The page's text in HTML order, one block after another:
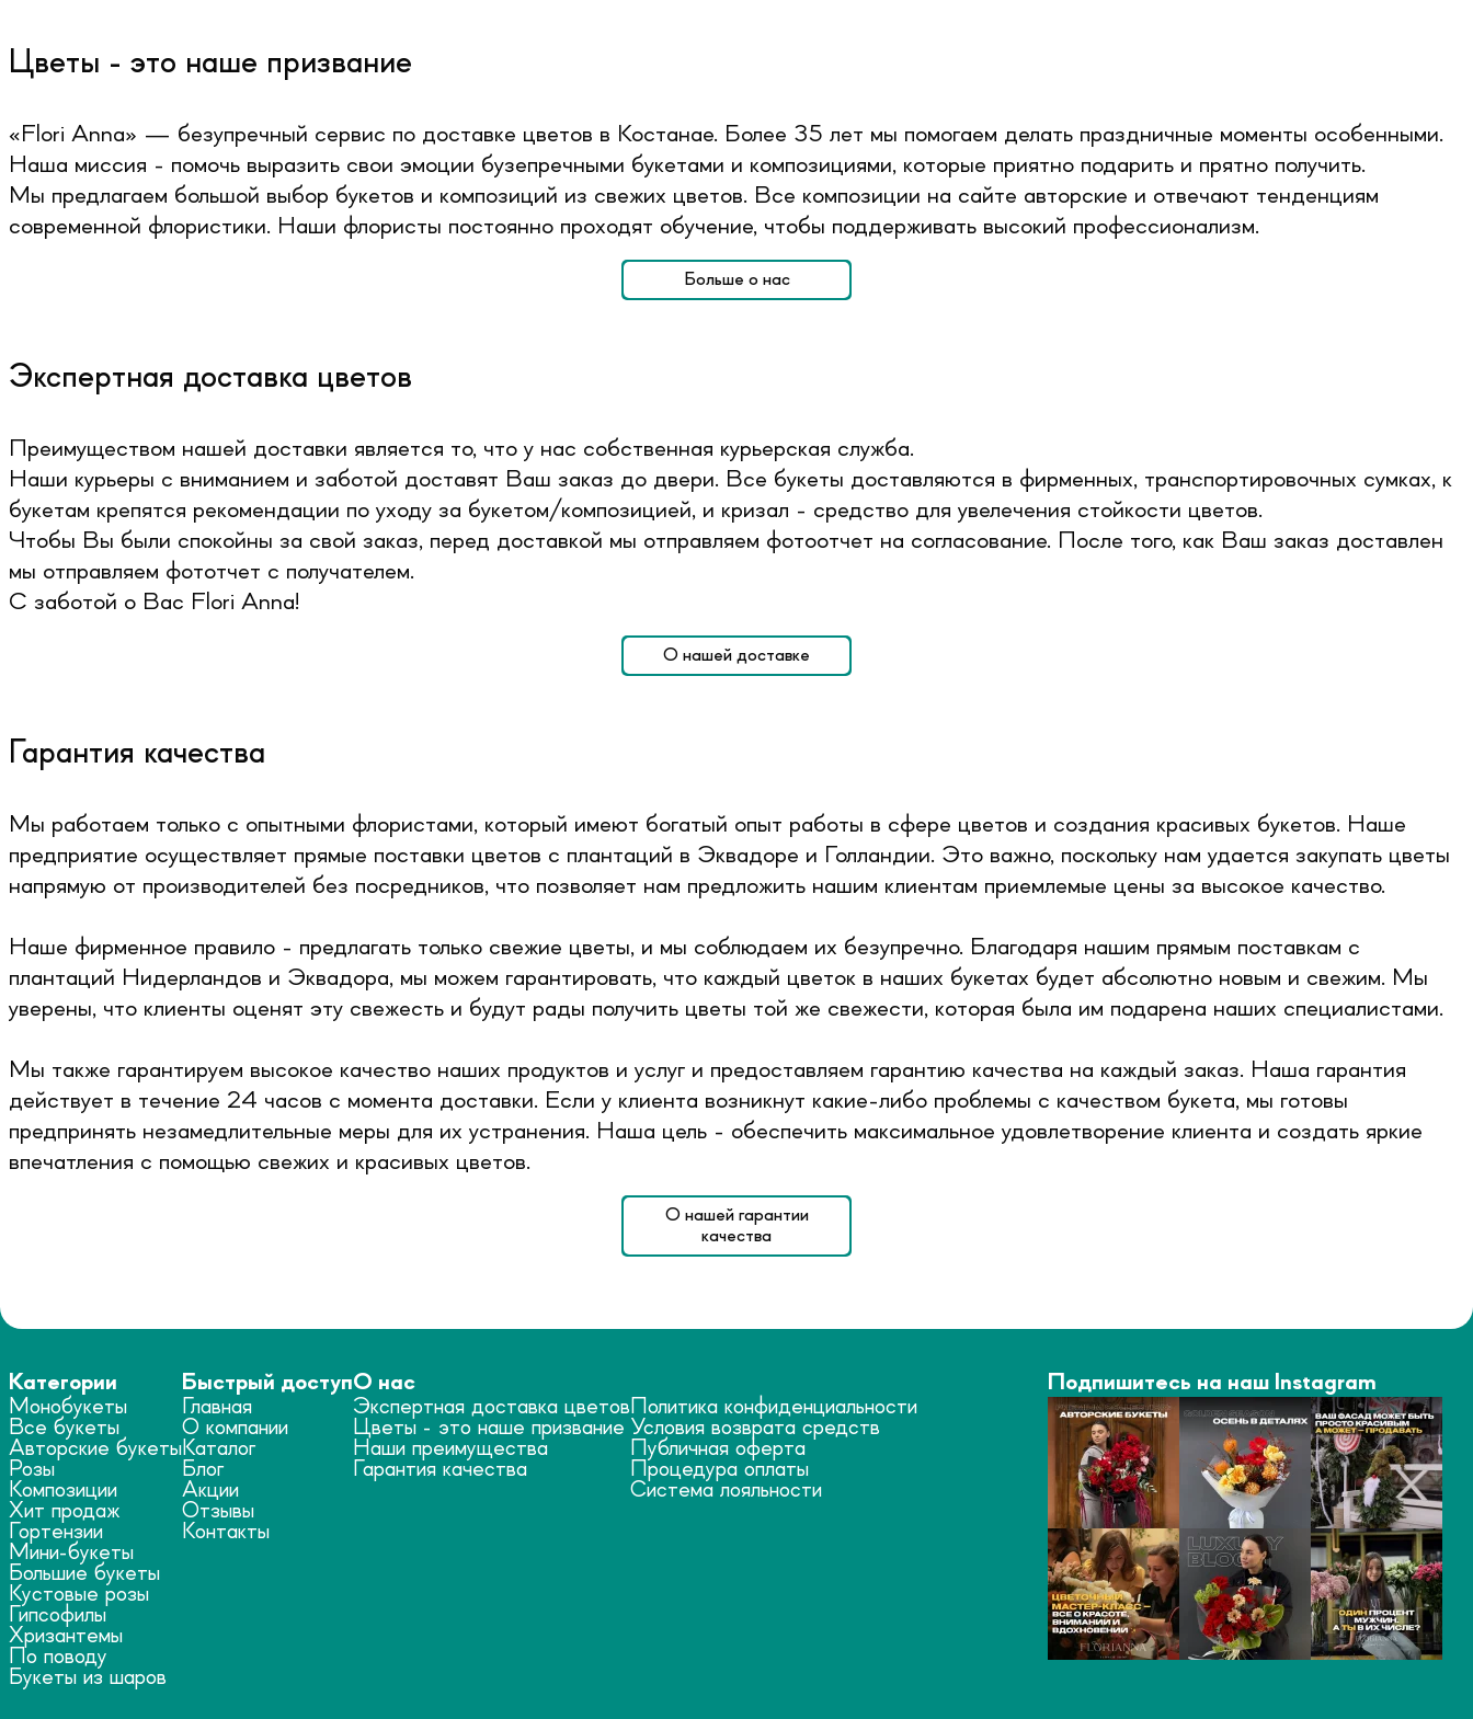
Цветы - это наше призвание
«Flori Anna» — безупречный сервис по доставке цветов в Костанае. Более 35 лет мы помогаем делать праздничные моменты особенными.
Наша миссия - помочь выразить свои эмоции бузепречными букетами и композициями, которые приятно подарить и прятно получить.
Мы предлагаем большой выбор букетов и композиций из свежих цветов. Все композиции на сайте авторские и отвечают тенденциям
современной флористики. Наши флористы постоянно проходят обучение, чтобы поддерживать высокий профессионализм.
Больше о нас
Экспертная доставка цветов
Преимуществом нашей доставки является то, что у нас собственная курьерская служба.
Наши курьеры с вниманием и заботой доставят Ваш заказ до двери. Все букеты доставляются в фирменных, транспортировочных сумках, к
букетам крепятся рекомендации по уходу за букетом/композицией, и кризал - средство для увелечения стойкости цветов.
Чтобы Вы были спокойны за свой заказ, перед доставкой мы отправляем фотоотчет на согласование. После того, как Ваш заказ доставлен
мы отправляем фототчет с получателем.
С заботой о Вас Flori Anna!
О нашей доставке
Гарантия качества
Мы работаем только с опытными флористами, который имеют богатый опыт работы в сфере цветов и создания красивых букетов. Наше
предприятие осуществляет прямые поставки цветов с плантаций в Эквадоре и Голландии. Это важно, поскольку нам удается закупать цветы
напрямую от производителей без посредников, что позволяет нам предложить нашим клиентам приемлемые цены за высокое качество.
Наше фирменное правило - предлагать только свежие цветы, и мы соблюдаем их безупречно. Благодаря нашим прямым поставкам с
плантаций Нидерландов и Эквадора, мы можем гарантировать, что каждый цветок в наших букетах будет абсолютно новым и свежим. Мы
уверены, что клиенты оценят эту свежесть и будут рады получить цветы той же свежести, которая была им подарена наших специалистами.
Мы также гарантируем высокое качество наших продуктов и услуг и предоставляем гарантию качества на каждый заказ. Наша гарантия
действует в течение 24 часов с момента доставки. Если у клиента возникнут какие-либо проблемы с качеством букета, мы готовы
предпринять незамедлительные меры для их устранения. Наша цель - обеспечить максимальное удовлетворение клиента и создать яркие
впечатления с помощью свежих и красивых цветов.
О нашей гарантии
качества
Категории
Монобукеты
Все букеты
Авторские букеты
Розы
Композиции
Хит продаж
Гортензии
Мини-букеты
Большие букеты
Кустовые розы
Гипсофилы
Хризантемы
По поводу
Букеты из шаров
Быстрый доступ
Главная
О компании
Каталог
Блог
Акции
Отзывы
Контакты
О нас
Экспертная доставка цветов
Цветы - это наше призвание
Наши преимущества
Гарантия качества
Политика конфиденциальности
Условия возврата средств
Публичная оферта
Процедура оплаты
Система лояльности
Подпишитесь на наш Instagram